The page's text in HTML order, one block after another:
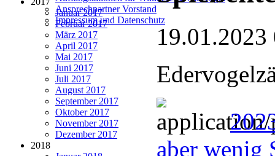
Ansprechpartner Vorstand
Impressum und Datenschutz
Januar 2017
Februar 2017
März 2017
April 2017
Mai 2017
Juni 2017
Juli 2017
August 2017
September 2017
Oktober 2017
November 2017
Dezember 2017
2018
19.01.2023
aber wenig